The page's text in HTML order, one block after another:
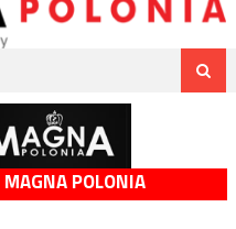
POLONIA